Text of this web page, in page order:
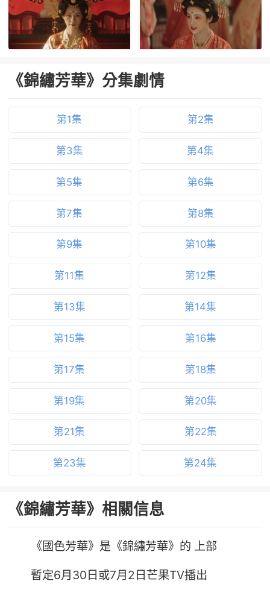
《錦繡芳華》分集劇情
第1集 第2集
第3集 第4集
第5集 第6集
第7集 第8集
第9集 第10集
第11集 第12集
第13集 第14集
第15集 第16集
第17集 第18集
第19集 第20集
第21集 第22集
第23集 第24集
《錦繡芳華》相關信息
《國色芳華》是《錦繡芳華》的 上部
暫定6月30日或7月2日芒果TV播出